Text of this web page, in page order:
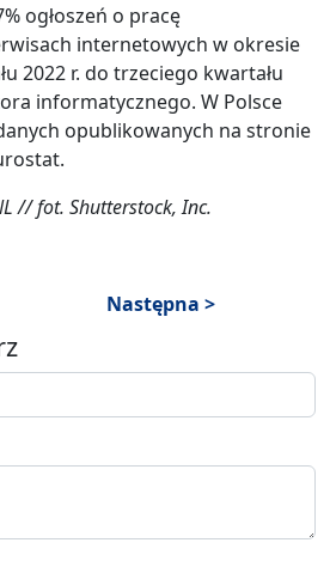
ogłoszeń o pracę
internetowych w okresie
2022 r. do trzeciego kwartału
informatycznego. W Polsce
opublikowanych na stronie
// fot. Shutterstock, Inc.
Następna >